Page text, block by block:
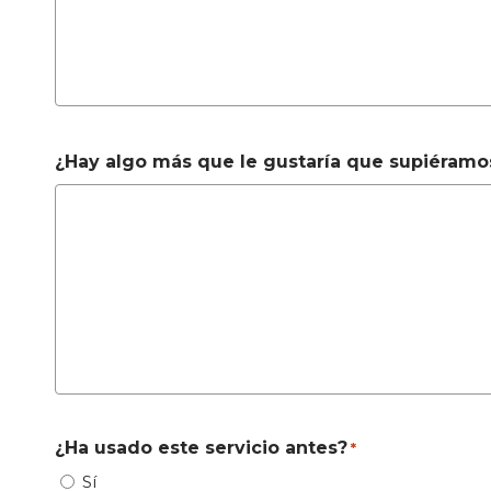
¿Hay algo más que le gustaría que
¿Ha usado este servicio antes? *
Sí